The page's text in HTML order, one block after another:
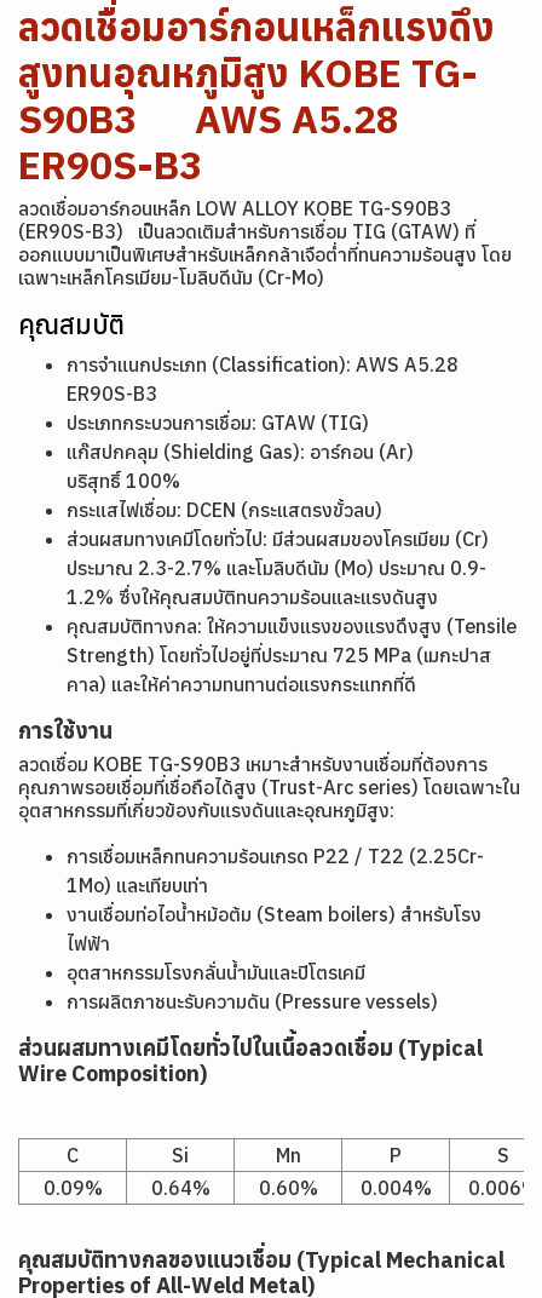
ลวดเชื่อมอาร์กอนเหล็กแรงดึง
สูงทนอุณหภูมิสูง KOBE TG-
S90B3 AWS A5.28
ER90S-B3
ลวดเชื่อมอาร์กอนเหล็ก LOW ALLOY KOBE TG-S90B3
(ER90S-B3) เป็นลวดเติมสำหรับการเชื่อม TIG (GTAW) ที่
ออกแบบมาเป็นพิเศษสำหรับเหล็กกล้าเจือต่ำที่ทนความร้อนสูง โดย
เฉพาะเหล็กโครเมียม-โมลิบดีนัม (Cr-Mo)
คุณสมบัติ
การจำแนกประเภท (Classification): AWS A5.28
ER90S-B3
ประเภทกระบวนการเชื่อม: GTAW (TIG)
แก๊สปกคลุม (Shielding Gas): อาร์กอน (Ar)
บริสุทธิ์ 100%
กระแสไฟเชื่อม: DCEN (กระแสตรงขั้วลบ)
ส่วนผสมทางเคมีโดยทั่วไป: มีส่วนผสมของโครเมียม (Cr)
ประมาณ 2.3-2.7% และโมลิบดีนัม (Mo) ประมาณ 0.9-
1.2% ซึ่งให้คุณสมบัติทนความร้อนและแรงดันสูง
คุณสมบัติทางกล: ให้ความแข็งแรงของแรงดึงสูง (Tensile
Strength) โดยทั่วไปอยู่ที่ประมาณ 725 MPa (เมกะปาส
คาล) และให้ค่าความทนทานต่อแรงกระแทกที่ดี
การใช้งาน
ลวดเชื่อม KOBE TG-S90B3 เหมาะสำหรับงานเชื่อมที่ต้องการ
คุณภาพรอยเชื่อมที่เชื่อถือได้สูง (Trust-Arc series) โดยเฉพาะใน
อุตสาหกรรมที่เกี่ยวข้องกับแรงดันและอุณหภูมิสูง:
การเชื่อมเหล็กทนความร้อนเกรด P22 / T22 (2.25Cr-
1Mo) และเทียบเท่า
งานเชื่อมท่อไอน้ำหม้อต้ม (Steam boilers) สำหรับโรง
ไฟฟ้า
อุตสาหกรรมโรงกลั่นน้ำมันและปิโตรเคมี
การผลิตภาชนะรับความดัน (Pressure vessels)
ส่วนผสมทางเคมีโดยทั่วไปในเนื้อลวดเชื่อม (Typical
Wire Composition)
C Si Mn P
S
0.09%
0.64% 0.60% 0.004% 0.006%
คุณสมบัติทางกลของแนวเชื่อม (Typical Mechanical
Properties of All-Weld Metal)